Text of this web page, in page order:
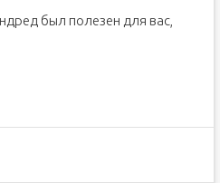
был полезен для вас,